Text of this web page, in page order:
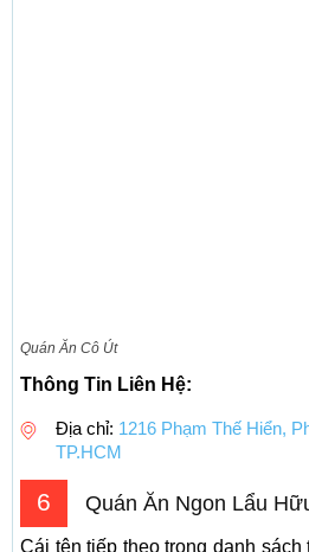
Quán Ăn Cô Út
Thông Tin Liên Hệ:
Địa chỉ: 1216 Phạm Thế Hiển,
TP.HCM
6 Quán Ăn Ngon Lẩu
Cái tên tiếp theo trong danh sách